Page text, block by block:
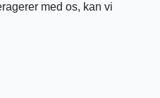
med os, kan vi